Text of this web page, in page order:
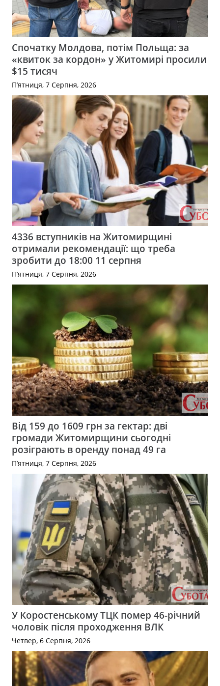
Спочатку Молдова, потім Польща: за
«квиток за кордон» у Житомирі просили
$15 тисяч
П’ятниця, 7 Серпня, 2026
4336 вступників на Житомирщині
отримали рекомендації: що треба
зробити до 18:00 11 серпня
П’ятниця, 7 Серпня, 2026
Від 159 до 1609 грн за гектар: дві
громади Житомирщини сьогодні
розіграють в оренду понад 49 га
П’ятниця, 7 Серпня, 2026
У Коростенському ТЦК помер 46-річний
чоловік після проходження ВЛК
Четвер, 6 Серпня, 2026